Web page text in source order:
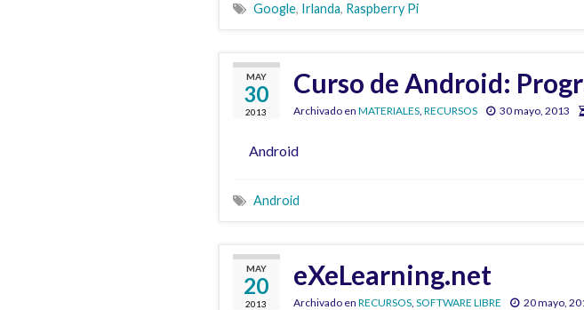
Google, Irlanda, Raspberry Pi
MAY
30
2013
Curso de Android:
Archivado en MATERIALES, RECURSOS 30 mayo, 2013
Android
Android
MAY
20
2013
eXeLearning.net
Archivado en RECURSOS, SOFTWARE LIBRE 20 mayo,